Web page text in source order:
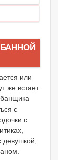
или
же встает
с
с
девушкой,